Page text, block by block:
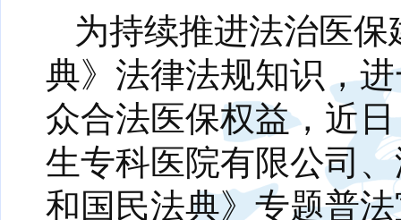
为持续推进法治医
典》法律法规知识，
众合法医保权益，近
生专科医院有限公司
和国民法典》专题普